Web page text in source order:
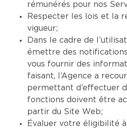
rémunérés pour nos
Respecter les lois et la
vigueur;
Dans le cadre de
émettre des
vous fournir des
faisant, l’Agence a
permettant d’effectuer
fonctions doivent être
partir du Site Web;
Évaluer votre éligibilité